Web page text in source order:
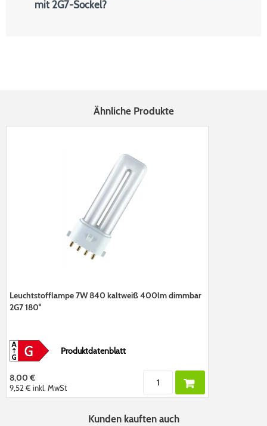
mit 2G7-Sockel?
Ähnliche Produkte
Leuchtstofflampe 7W 840 kaltweiß 400lm dimmbar
2G7 180°
Produktdatenblatt
8,00 €
9,52 € inkl. MwSt
Kunden kauften auch